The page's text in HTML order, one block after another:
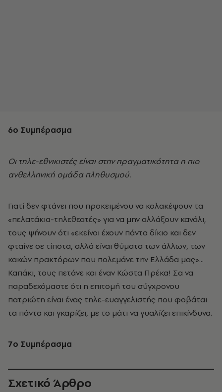
6o Συμπέρασμα
Οι τηλε-εθνικιστές είναι στην πραγματικότητα η πιο
ανθελληνική ομάδα πληθυσμού.
Γιατί δεν φτάνει που προκειμένου να κολακέψουν τα
«πελατάκια-τηλεθεατές» για να μην αλλάξουν κανάλι,
τους ψήνουν ότι «εκείνοι έχουν πάντα δίκιο και δεν
φταίνε σε τίποτα, αλλά είναι θύματα των άλλων, των
κακών πρακτόρων που πολεμάνε την Ελλάδα μας»...
Καπάκι, τους πετάνε και έναν Κώστα Πρέκα! Σα να
παραδεχόμαστε ότι η επιτομή του σύγχρονου
πατριώτη είναι ένας τηλε-ευαγγελιστής που φοβάται
τα πάντα και γκαρίζει, με το μάτι να γυαλίζει επικίνδυνα.
7o Συμπέρασμα
Σχετικό Άρθρο